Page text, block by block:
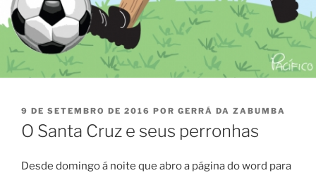
PUBLICADO
EM
9 DE SETEMBRO DE 2016 POR GERRÁ DA ZABUMBA
O Santa Cruz e seus perronhas
Desde domingo á noite que abro a página do word para